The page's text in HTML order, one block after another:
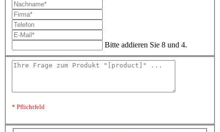
Bitte addieren Sie 8 und 4.
* Pflichtfeld